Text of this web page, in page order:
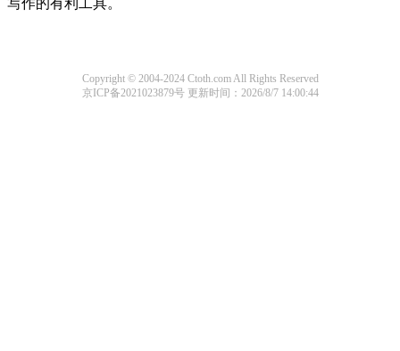
写作的有利工具。
Copyright © 2004-2024 Ctoth.com All Rights Reserved
京ICP备2021023879号 更新时间：2026/8/7 14:00:44